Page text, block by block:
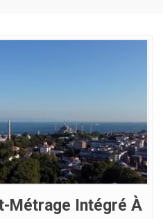
Métrage Intégré À